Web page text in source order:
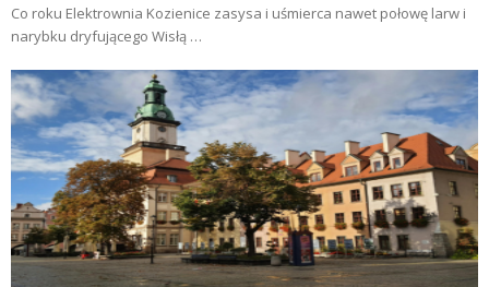
Co roku Elektrownia Kozienice zasysa i uśmierca nawet połowę larw i
narybku dryfującego Wisłą …